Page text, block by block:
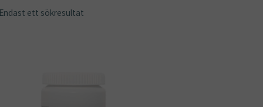
Endast ett sökresultat